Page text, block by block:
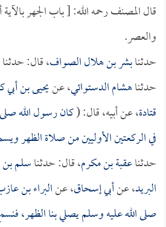
قال المصنف رحمه الله: [ باب الجهر
والعصر.
حدثنابشر بن هلال الصواف، قال: حدثنا
حدثناهشام الدستوائي، عنيحيى بن أبي
قتادة، عن أبيه، قال: (كان رسول الله صلى
في الركعتين الأوليين من صلاة الظهر
حدثناعقبة بن مكرم، قال: حدثناسلم بن
البريد، عنأبي إسحاق، عنالبراء بن
صلى الله عليه وسلم يصلي بنا الظهر،